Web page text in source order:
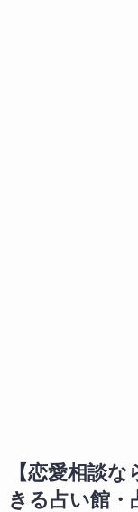
【恋愛相談
きる占い館・